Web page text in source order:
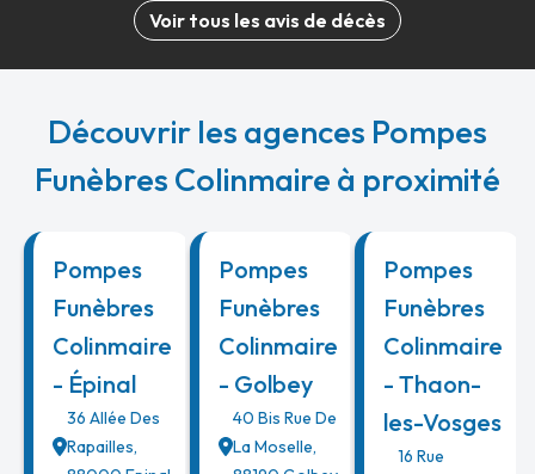
Voir tous les avis de décès
Découvrir les agences Pompes
Funèbres Colinmaire à proximité
Pompes
Funèbres
Colinmaire
- Épinal
36 Allée Des
Rapailles,
Pompes
Funèbres
Colinmaire
- Golbey
40 Bis Rue De
La Moselle,
Pompes
Funèbres
Colinmaire
- Thaon-
les-Vosges
16 Rue